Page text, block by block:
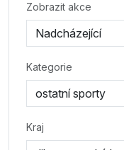
Zobrazit akce
Kategorie
Kraj